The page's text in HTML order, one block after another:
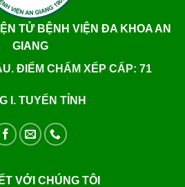
TỬ BỆNH VIỆN ĐA KHOA AN
GIANG
ĐIỂM CHẤM XẾP CẤP: 71
I. TUYẾN TỈNH
VỚI CHÚNG TÔI